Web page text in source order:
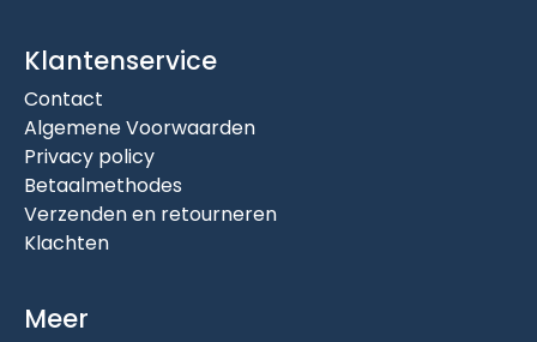
Klantenservice
Contact
Algemene Voorwaarden
Privacy policy
Betaalmethodes
Verzenden en retourneren
Klachten
Meer